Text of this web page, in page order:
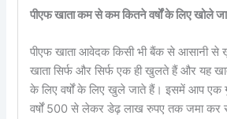
पीएफ खाता कम से कम कितने वर्षों के लिए खोले
पीएफ खाता आवेदक किसी भी बैंक से आसानी से
खाता सिर्फ और सिर्फ एक ही खुलते हैं और यह
के लिए वर्षों के लिए खुले जाते हैं। इसमें आप
वर्षों 500 से लेकर डेढ़ लाख रुपए तक जमा कर